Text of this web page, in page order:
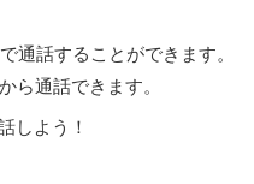
通話することができます。
ら通話できます。
しよう！